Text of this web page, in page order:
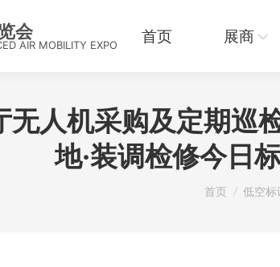
会
AIR MOBILITY EXPO 首页 展商
人机采购及定期巡
地·装调检修今日
您在这里：
首页 低空标
展商 观众